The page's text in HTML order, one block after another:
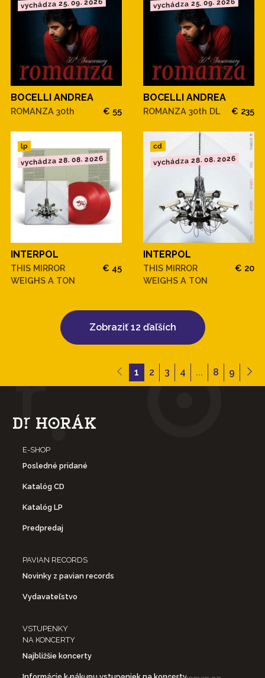
vychádza 25. 09. 2026
BOCELLI ANDREA
ROMANZA 30th € 55
vychádza 25. 09. 2026
BOCELLI ANDREA
ROMANZA 30th DL € 235
lp
vychádza 28. 08. 2026
INTERPOL
THIS MIRROR
WEIGHS A TON
€ 45
cd
vychádza 28. 08. 2026
INTERPOL
THIS MIRROR
WEIGHS A TON
€ 20
Zobraziť 12 ďaľších
1 2 3 4 ... 8 9
E-SHOP
Posledné pridané
Katalóg CD
Katalóg LP
Predpredaj
PAVIAN RECORDS
Novinky z pavian records
Vydavateľstvo
VSTUPENKY
NA KONCERTY
Najbližšie koncerty